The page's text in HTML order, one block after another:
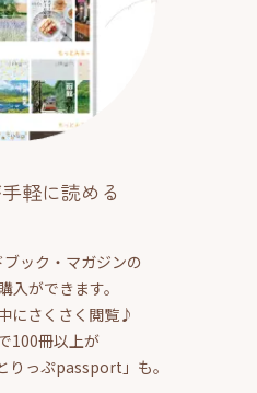
軽に読める
ック・マガジンの
入ができます。
にさくさく閲覧♪
100冊以上が
りっぷpassport」も。